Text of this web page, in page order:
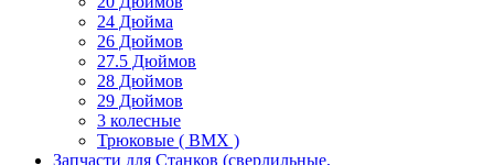
24 Дюйма
26 Дюймов
27.5 Дюймов
28 Дюймов
29 Дюймов
3 колесные
Трюковые ( BMX )
Запчасти для Станков (сверлильные,